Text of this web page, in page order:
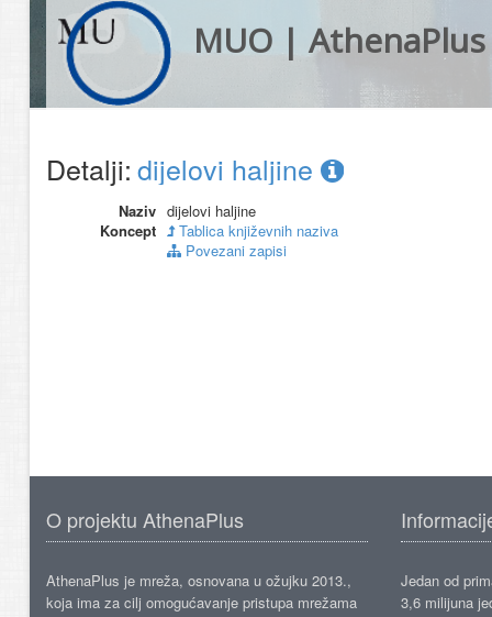
MUO | AthenaPlus
Detalji:dijelovi haljine
Naziv dijelovi haljine
Koncept
Tablica književnih naziva
Povezani zapisi
O projektu AthenaPlus
AthenaPlus je mreža, osnovana u ožujku 2013.,
koja ima za cilj omogućavanje pristupa mrežama
Jedan od
3,6 milijuna